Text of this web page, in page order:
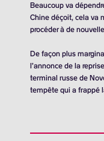
Beaucoup va
Chine déçoit, cela va
procéder à de
De façon plus
l’annonce de la
terminal russe de
tempête qui a frappé